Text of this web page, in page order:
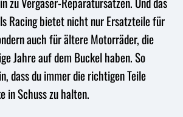
Racing bietet nicht nur Ersatzteile für
auch für ältere Motorräder, die
Jahre auf dem Buckel haben. So
dass du immer die richtigen Teile
in Schuss zu halten.